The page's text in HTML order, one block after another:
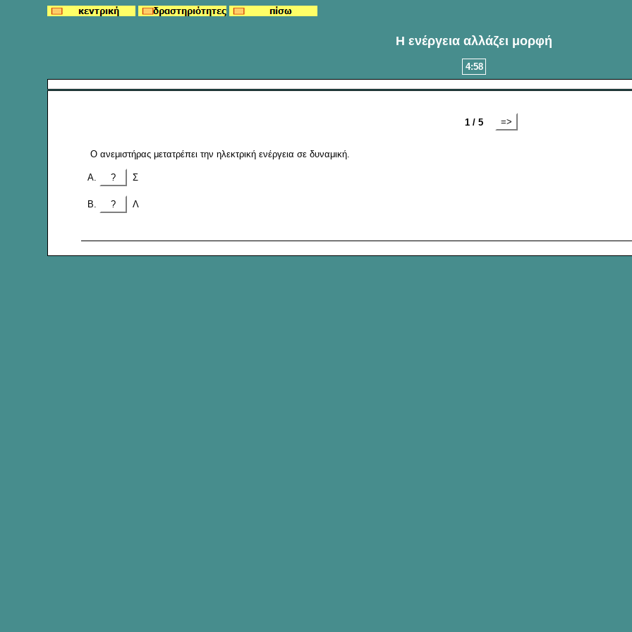
Η ενέργεια αλλάζει μορφή
4:57
1 / 5
=>
Ο ανεμιστήρας μετατρέπει την ηλεκτρική ενέργεια σε δυναμική.
? Σ
? Λ